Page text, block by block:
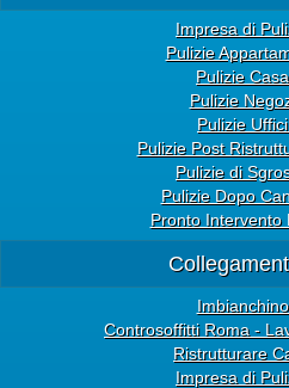
Impresa di
Pulizie
Pulizie
Pulizie
Pulizie
Pulizie Post
Pulizie di
Pulizie Dopo
Pronto Intervento
Controsoffitti Roma -
Ristrutturare
Impresa di